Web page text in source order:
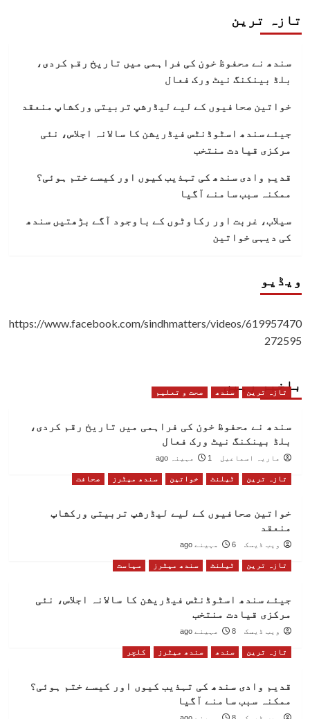
تازہ ترین
سندھ نے محفوظ خون کی فراہمی میں تاریخ رقم کردی،
بلڈ بینکنگ نیٹ ورک فعال
خواتین صحافیوں کے لیے لیڈرشپ تربیتی ورکشاپ منعقد
جیئے سندھ اسٹوڈنٹس فیڈریشن کا سالانہ اجلاس، نئی
مرکزی قیادت منتخب
قدیم وادی سندھ کی تہذیب کیوں اور کیسے ختم ہوئی؟
ممکنہ سبب سامنے آگیا
سیلاب، غربت اور رکاوٹوں کے باوجود آگے بڑھتیں سندھ
کی دیہی خواتین
ویڈیو
https://www.facebook.com/sindhmatters/videos/619957470
272595
باخبر رہیں
تازہ ترین سندھ صحت و تعلیم
سندھ نے محفوظ خون کی فراہمی میں تاریخ رقم کردی،
بلڈ بینکنگ نیٹ ورک فعال
ماریہ اسماعیل 1 مہینہ ago
تازہ ترین ٹیلنٹ خواتین سندھ میٹرز صحافت
خواتین صحافیوں کے لیے لیڈرشپ تربیتی ورکشاپ
منعقد
ویب ڈیسک 6 مہینے ago
تازہ ترین ٹیلنٹ سندھ میٹرز سیاست
جیئے سندھ اسٹوڈنٹس فیڈریشن کا سالانہ اجلاس، نئی
مرکزی قیادت منتخب
ویب ڈیسک 8 مہینے ago
تازہ ترین سندھ سندھ میٹرز کلچر
قدیم وادی سندھ کی تہذیب کیوں اور کیسے ختم ہوئی؟
ممکنہ سبب سامنے آگیا